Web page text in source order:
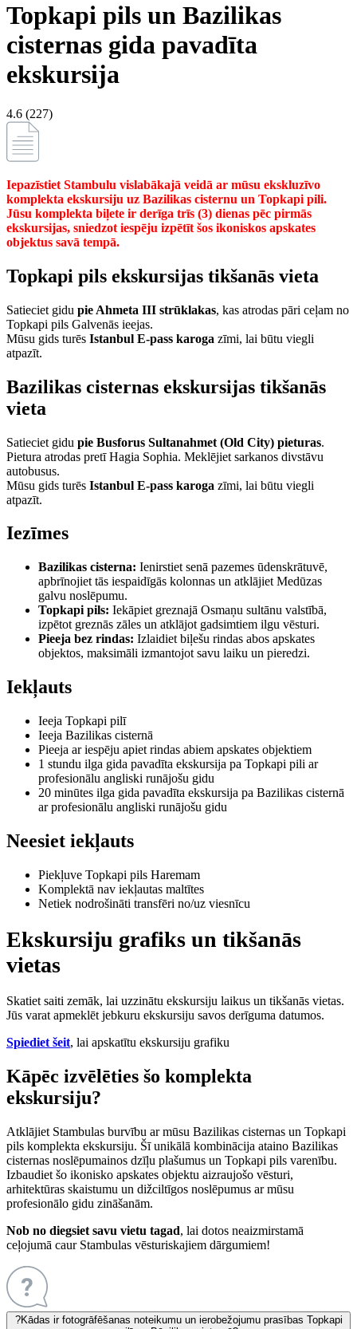
Topkapi pils un Bazilikas
cisternas gida pavadīta
ekskursija
4.6 (227)
Iepazīstiet Stambulu vislabākajā veidā ar mūsu ekskluzīvo
komplekta ekskursiju uz Bazilikas cisternu un Topkapi pili.
Jūsu komplekta biļete ir derīga trīs (3) dienas pēc pirmās
ekskursijas, sniedzot iespēju izpētīt šos ikoniskos apskates
objektus savā tempā.
Topkapi pils ekskursijas tikšanās vieta
Satieciet gidu pie Ahmeta III strūklakas, kas atrodas pāri ceļam no
Topkapi pils Galvenās ieejas.
Mūsu gids turēs Istanbul E-pass karoga zīmi, lai būtu viegli
atpazīt.
Bazilikas cisternas ekskursijas tikšanās
vieta
Satieciet gidu pie Busforus Sultanahmet (Old City) pieturas.
Pietura atrodas pretī Hagia Sophia. Meklējiet sarkanos divstāvu
autobusus.
Mūsu gids turēs Istanbul E-pass karoga zīmi, lai būtu viegli
atpazīt.
Iezīmes
Bazilikas cisterna: Ienirstiet senā pazemes ūdenskrātuvē,
apbrīnojiet tās iespaidīgās kolonnas un atklājiet Medūzas
galvu noslēpumu.
Topkapi pils: Iekāpiet greznajā Osmaņu sultānu valstībā,
izpētot greznās zāles un atklājot gadsimtiem ilgu vēsturi.
Pieeja bez rindas: Izlaidiet biļešu rindas abos apskates
objektos, maksimāli izmantojot savu laiku un pieredzi.
Iekļauts
Ieeja Topkapi pilī
Ieeja Bazilikas cister­nā
Pieeja ar iespēju apiet rindas abiem apskates objektiem
1 stundu ilga gida pavadīta ekskursija pa Topkapi pili ar
profesionālu angliski runājošu gidu
20 minūtes ilga gida pavadīta ekskursija pa Bazilikas cister­nā
ar profesionālu angliski runājošu gidu
Neesiet iekļauts
Piekļuve Topkapi pils Haremam
Komplektā nav iekļautas maltītes
Netiek nodrošināti transfēri no/uz viesnīcu
Ekskursiju grafiks un tikšanās
vietas
Skatiet saiti zemāk, lai uzzinātu ekskursiju laikus un tikšanās vietas.
Jūs varat apmeklēt jebkuru ekskursiju savos derīguma datumos.
Spiediet šeit, lai apskatītu ekskursiju grafiku
Kāpēc izvēlēties šo komplekta
ekskursiju?
Atklājiet Stambulas burvību ar mūsu Bazilikas cister­nas un Topkapi
pils komplekta ekskursiju. Šī unikālā kombinācija ataino Bazilikas
cisternas noslēpumainos dzīļu plašumus un Topkapi pils varenību.
Izbaudiet šo ikonisko apskates objektu aizraujošo vēsturi,
arhitektūras skaistumu un dižciltīgos noslēpumus ar mūsu
profesionālo gidu zināšanām.
Nob no­ diegsiet savu vietu tagad, lai dotos neaizmirstamā
ceļojumā caur Stambulas vēsturiskajiem dārgumiem!
?Kādas ir fotogrāfēšanas noteikumu un ierobežojumu prasības Topkapi